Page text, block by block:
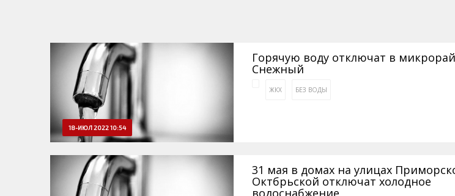
18-ИЮЛ 2022 10:54
Горячую воду отключат в
Снежный
ЖКХ БЕЗ ВОДЫ
31 мая в домах на улицах
Октбрьской отключат холодное